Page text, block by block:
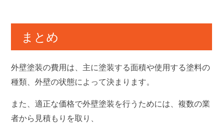
まとめ
外壁塗装の費用は、主に塗装する面積や使用する塗料の
種類、外壁の状態によって決まります。
また、適正な価格で外壁塗装を行うためには、複数の業
者から見積もりを取り、